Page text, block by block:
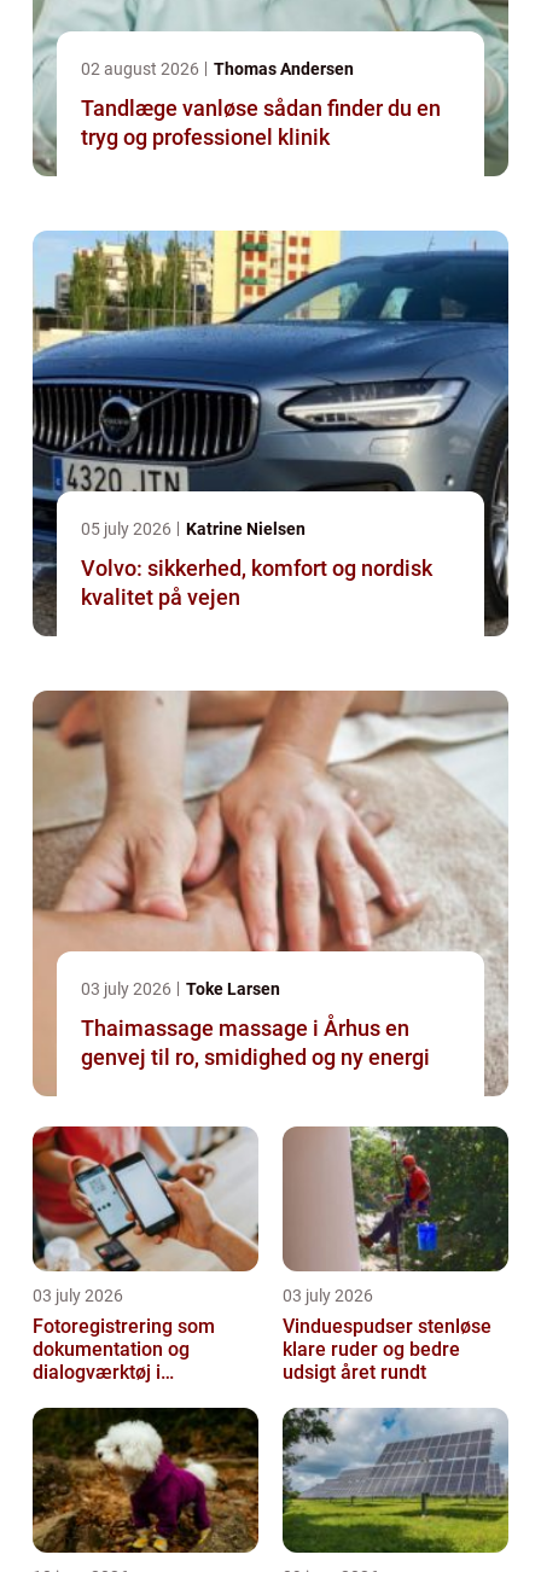
02 august 2026 Thomas Andersen
Tandlæge vanløse sådan finder du en
tryg og professionel klinik
05 july 2026 Katrine Nielsen
Volvo: sikkerhed, komfort og nordisk
kvalitet på vejen
03 july 2026 Toke Larsen
Thaimassage massage i Århus en
genvej til ro, smidighed og ny energi
03 july 2026
Fotoregistrering som
dokumentation og
dialogværktøj i
03 july 2026
Vinduespudser stenløse
klare ruder og bedre
udsigt året rundt